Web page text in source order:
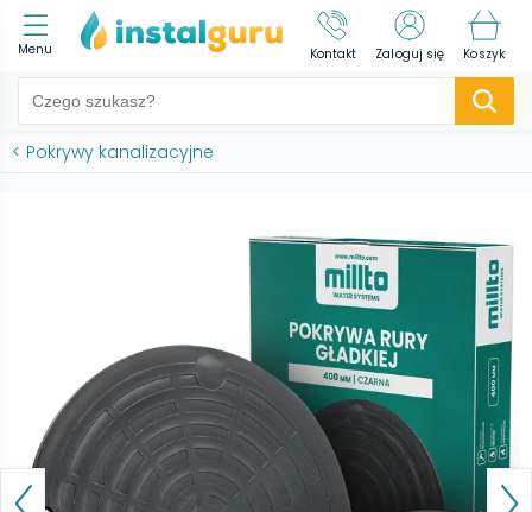
Menu Kontakt Zaloguj się Koszyk
< Pokrywy kanalizacyjne